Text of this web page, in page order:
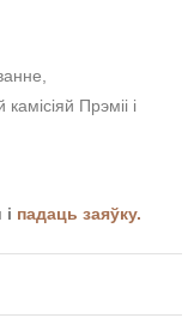
Прэміі і
падаць заяўку.